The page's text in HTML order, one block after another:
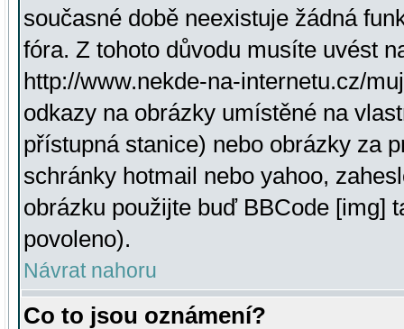
současné době neexistuje žádná
fóra. Z tohoto důvodu musíte uvést
http://www.nekde-na-internetu.cz/
odkazy na obrázky umístěné na
přístupná stanice) nebo obrázky za
schránky hotmail nebo yahoo,
obrázku použijte buď BBCode [img]
povoleno).
Návrat nahoru
Co to jsou oznámení?